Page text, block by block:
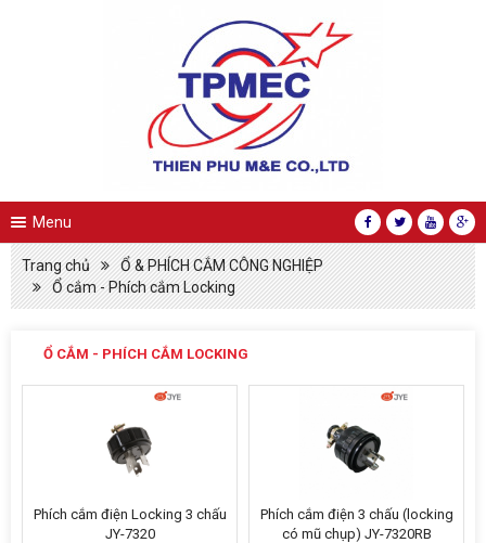
Menu
Trang chủ
Ổ & PHÍCH CẮM CÔNG NGHIỆP
Ổ cắm - Phích cắm Locking
Ổ CẮM - PHÍCH CẮM LOCKING
Phích cắm điện Locking 3 chấu
JY-7320
Phích cắm điện 3 chấu (locking
có mũ chụp) JY-7320RB